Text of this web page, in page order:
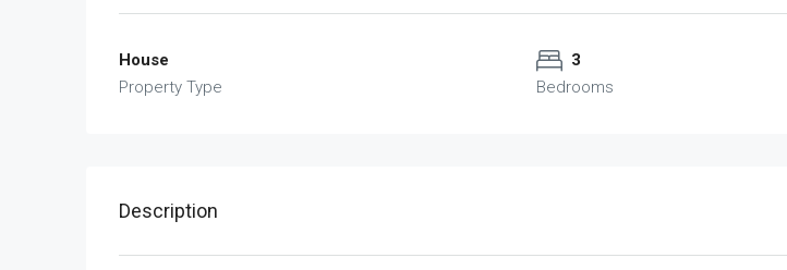
House
Property Type
3
Bedrooms
Description